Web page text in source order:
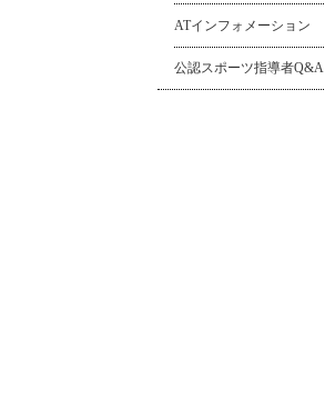
ATインフォメーション
公認スポーツ指導者Q&A